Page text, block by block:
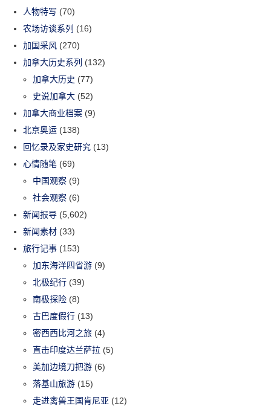
人物特写 (70)
农场访谈系列 (16)
加国采风 (270)
加拿大历史系列 (132)
加拿大历史 (77)
史说加拿大 (52)
加拿大商业档案 (9)
北京奥运 (138)
回忆录及家史研究 (13)
心情随笔 (69)
中国观察 (9)
社会观察 (6)
新闻报导 (5,602)
新闻素材 (33)
旅行记事 (153)
加东海洋四省游 (9)
北极纪行 (39)
南极探险 (8)
古巴度假行 (13)
密西西比河之旅 (4)
直击印度达兰萨拉 (5)
美加边境刀把游 (6)
落基山旅游 (15)
走进禽兽王国肯尼亚 (12)